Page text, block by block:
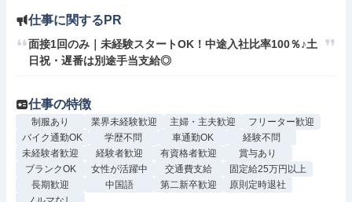
仕事に関するPR
面接1回のみ｜未経験スタートOK！中途入社比率100％♪土
日祝・遅番は別途手当支給◎
仕事の特徴
制服あり 業界未経験歓迎 主婦・主夫歓迎
フリーター歓迎
バイク通勤OK
学歴不問 車通勤OK
経験不問
未経験者歓迎
経験者歓迎 有資格者歓迎
賞与あり
ブランクOK
女性が活躍中 交通費支給
固定給25万円以上
長期歓迎
中国語 第二新卒歓迎
原則定時退社